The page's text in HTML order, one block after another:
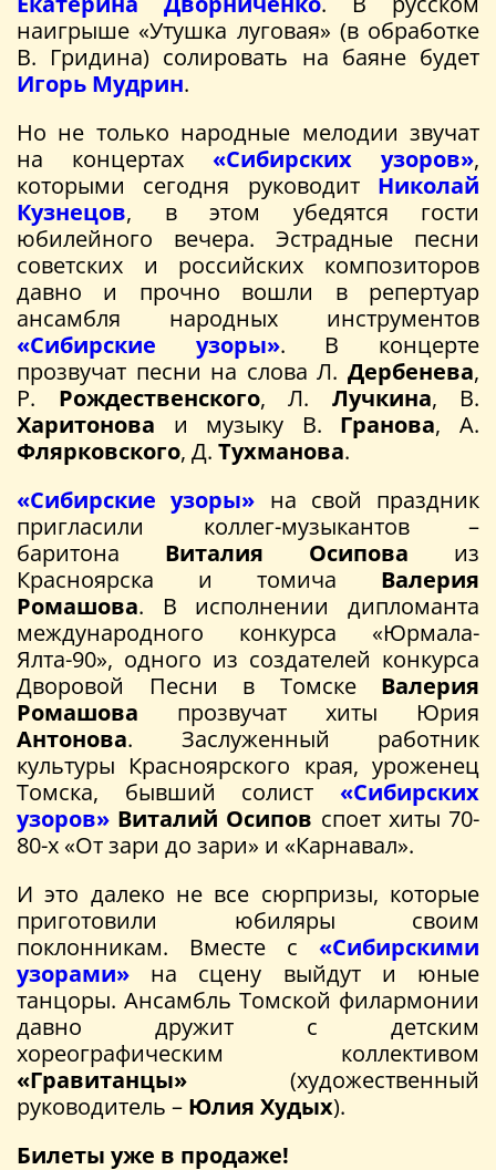
наигрыше «Утушка луговая» (в обработке
В. Гридина) солировать на баяне будет
Игорь Мудрин.
Но не только народные мелодии звучат
на концертах «Сибирских узоров»,
которыми сегодня руководит Николай
Кузнецов, в этом убедятся гости
юбилейного вечера. Эстрадные песни
советских и российских композиторов
давно и прочно вошли в репертуар
ансамбля народных инструментов
«Сибирские узоры». В концерте
прозвучат песни на слова Л. Дербенева,
Р. Рождественского, Л. Лучкина, В.
Харитонова и музыку В. Гранова, А.
Флярковского, Д. Тухманова.
«Сибирские узоры» на свой праздник
пригласили коллег-музыкантов –
баритона Виталия Осипова из
Красноярска и томича Валерия
Ромашова. В исполнении дипломанта
международного конкурса «Юрмала-
Ялта-90», одного из создателей конкурса
Дворовой Песни в Томске Валерия
Ромашова прозвучат хиты Юрия
Антонова. Заслуженный работник
культуры Красноярского края, уроженец
Томска, бывший солист «Сибирских
узоров» Виталий Осипов споет хиты 70-
80-х «От зари до зари» и «Карнавал».
И это далеко не все сюрпризы, которые
приготовили юбиляры своим
поклонникам. Вместе с «Сибирскими
узорами» на сцену выйдут и юные
танцоры. Ансамбль Томской филармонии
давно дружит с детским
хореографическим коллективом
«Гравитанцы» (художественный
руководитель – Юлия Худых).
Билеты уже в продаже!